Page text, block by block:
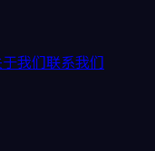
我们联系我们